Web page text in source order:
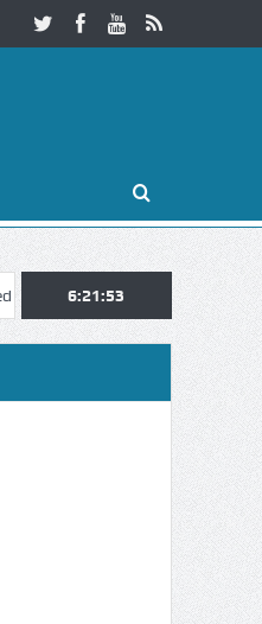
Esposende. Galaicofolia atrai
6:21:54